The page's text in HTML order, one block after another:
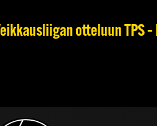
otteluun TPS